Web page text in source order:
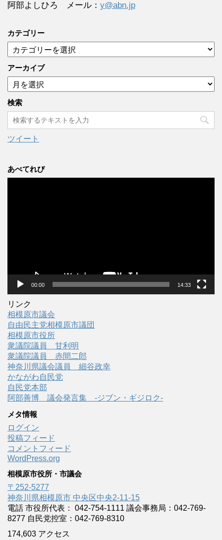
阿部よしひろ メール： y@abn.jp
カテゴリー
テ
ゴ
リ
ー
アーカイブ
ア
ー
カ
イ
ブ
検索
ツイート
あべてれび
00:00 14:33
リンク
相模原市議会
自由民主党相模原市議団
相模原市役所
衆議院議員 甘利明
衆議院議員 赤間二郎
神奈川県議会議員 細谷政幸
かながわ自民党
自民党本部
阿部善博 議会発言集 -ジブン・ギジロク-
メタ情報
ログイン
投稿フィード
コメントフィード
WordPress.org
相模原市役所・市議会
〒252-5277
神奈川県相模原市 中央区中央2-11-15
電話 市役所代表： 042-754-1111 議会事務局：042-769-
8277 自民党控室：042-769-8310
174,603 アクセス